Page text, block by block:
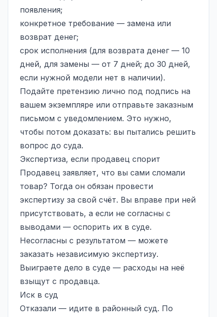
появления;
конкретное требование — замена или
возврат денег;
срок исполнения (для возврата денег — 10
дней, для замены — от 7 дней; до 30 дней,
если нужной модели нет в наличии).
Подайте претензию лично под подпись на
вашем экземпляре или отправьте заказным
письмом с уведомлением. Это нужно,
чтобы потом доказать: вы пытались решить
вопрос до суда.
Экспертиза, если продавец спорит
Продавец заявляет, что вы сами сломали
товар? Тогда он обязан провести
экспертизу за свой счёт. Вы вправе при ней
присутствовать, а если не согласны с
выводами — оспорить их в суде.
Несогласны с результатом — можете
заказать независимую экспертизу.
Выиграете дело в суде — расходы на неё
взыщут с продавца.
Иск в суд
Отказали — идите в районный суд. По